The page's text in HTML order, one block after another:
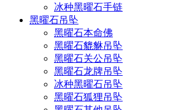
冰种黑曜石手链
黑曜石吊坠
黑曜石本命佛
黑曜石貔貅吊坠
黑曜石关公吊坠
黑曜石龙牌吊坠
冰种黑曜石吊坠
黑曜石狐狸吊坠